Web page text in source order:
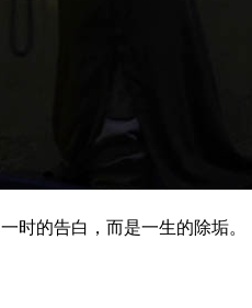
时的告白，而是一生的除垢。